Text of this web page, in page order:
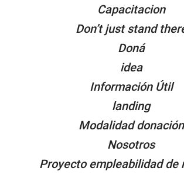
Capacitacion
Don’t just stand
Doná
idea
Información Útil
landing
Modalidad donación
Nosotros
Proyecto empleabilidad de